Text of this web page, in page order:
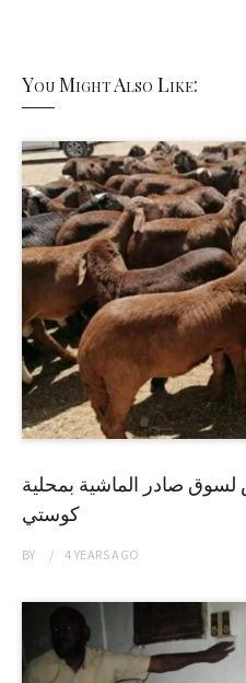
You Might Also Like:
صادر الماشية بمحلية
كوستي
BY 4 YEARSAGO